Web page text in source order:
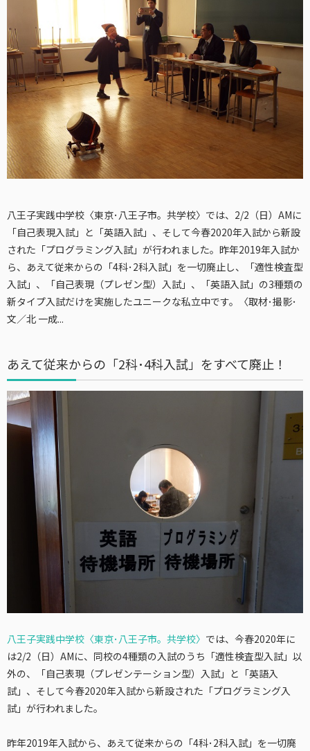
八王子実践中学校〈東京･八王子市。共学校〉では、2/2（日）AMに
「自己表現入試」と「英語入試」、そして今春2020年入試から新設
された「プログラミング入試」が行われました。昨年2019年入試か
ら、あえて従来からの「4科･2科入試」を一切廃止し、「適性検査型
入試」、「自己表現（プレゼン型）入試」、「英語入試」の3種類の
新タイプ入試だけを実施したユニークな私立中です。〈取材･撮影･
文／北 一成...
あえて従来からの「2科･4科入試」をすべて廃止！
八王子実践中学校〈東京･八王子市。共学校〉 では、今春2020年に
は2/2（日）AMに、同校の4種類の入試のうち「適性検査型入試」以
外の、「自己表現（プレゼンテーション型）入試」と「英語入
試」、そして今春2020年入試から新設された「プログラミング入
試」が行われました。
昨年2019年入試から、あえて従来からの「4科･2科入試」を一切廃